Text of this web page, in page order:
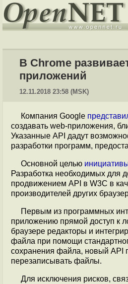
В Chrome
приложений
12.11.2018 23:58 (MSK)
Компания Google
создавать web-приложения,
Указанные API дадут
разработки программ,
Основной целью
Разработка необходимых для
продвижением API в W3C в
производителей других
Первым из программных
приложению прямой доступ к
браузере редакторы и
файла при помощи
сохранения файла, новый API
перезаписывать файлы.
Для исключения рисков,